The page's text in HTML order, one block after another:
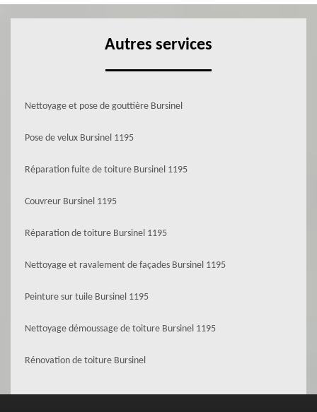
Autres services
Nettoyage et pose de gouttière Bursinel
Pose de velux Bursinel 1195
Réparation fuite de toiture Bursinel 1195
Couvreur Bursinel 1195
Réparation de toiture Bursinel 1195
Nettoyage et ravalement de façades Bursinel 1195
Peinture sur tuile Bursinel 1195
Nettoyage démoussage de toiture Bursinel 1195
Rénovation de toiture Bursinel